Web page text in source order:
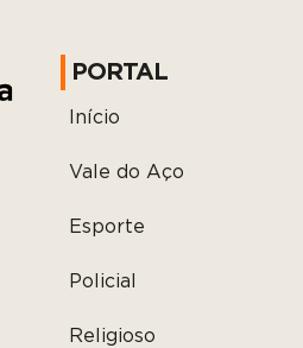
PORTAL
Início
Vale do Aço
Esporte
Policial
Religioso